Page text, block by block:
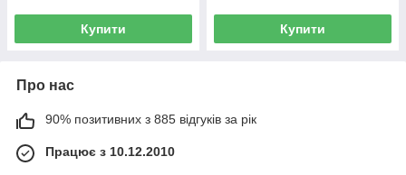
Купити Купити
Про нас
90% позитивних з 885 відгуків за рік
Працює з 10.12.2010